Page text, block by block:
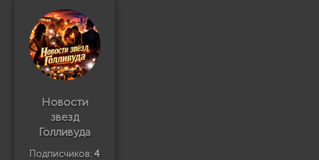
Новости
звезд
Голливуда
Подписчиков:4